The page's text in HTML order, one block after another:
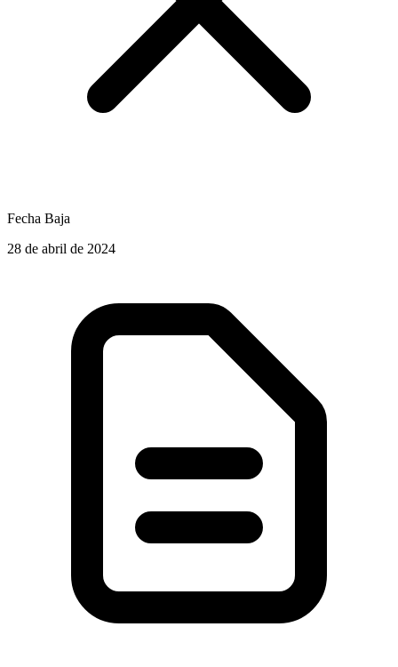
Fecha Baja
28 de abril de 2024